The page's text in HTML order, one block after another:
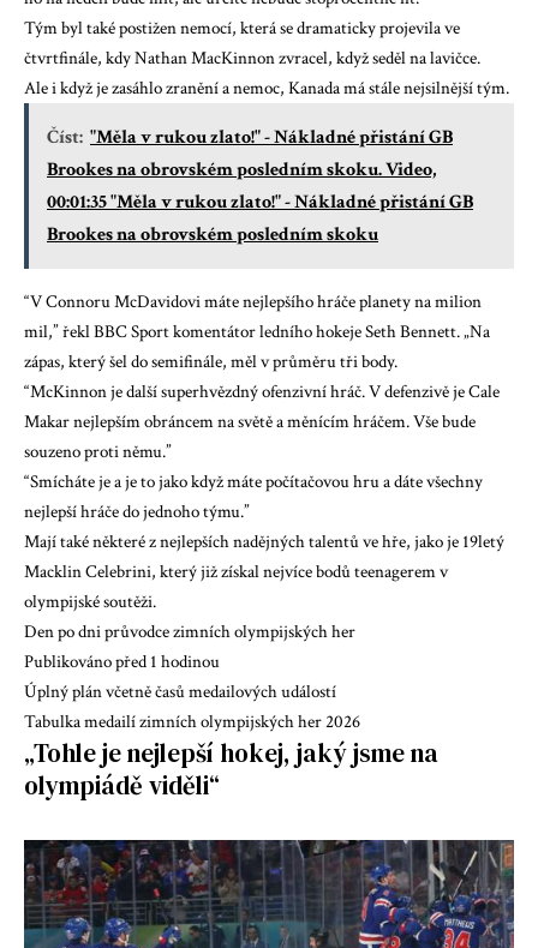
Tým byl také postižen nemocí, která se dramaticky projevila ve
čtvrtfinále, kdy Nathan MacKinnon zvracel, když seděl na lavičce.
Ale i když je zasáhlo zranění a nemoc, Kanada má stále nejsilnější tým.
Číst: "Měla v rukou zlato!" - Nákladné přistání GB
Brookes na obrovském posledním skoku. Video,
00:01:35 "Měla v rukou zlato!" - Nákladné přistání GB
Brookes na obrovském posledním skoku
“V Connoru McDavidovi máte nejlepšího hráče planety na milion
mil,” řekl BBC Sport komentátor ledního hokeje Seth Bennett. „Na
zápas, který šel do semifinále, měl v průměru tři body.
“McKinnon je další superhvězdný ofenzivní hráč. V defenzivě je Cale
Makar nejlepším obráncem na světě a měnícím hráčem. Vše bude
souzeno proti němu.”
“Smícháte je a je to jako když máte počítačovou hru a dáte všechny
nejlepší hráče do jednoho týmu.”
Mají také některé z nejlepších nadějných talentů ve hře, jako je 19letý
Macklin Celebrini, který již získal nejvíce bodů teenagerem v
olympijské soutěži.
Den po dni průvodce zimních olympijských her
Publikováno před 1 hodinou
Úplný plán včetně časů medailových událostí
Tabulka medailí zimních olympijských her 2026
„Tohle je nejlepší hokej, jaký jsme na
olympiádě viděli“